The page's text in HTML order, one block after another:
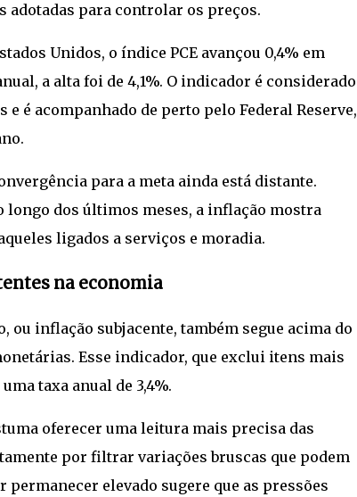
para controlar os preços.
Unidos, o índice PCE avançou 0,4% em
a alta foi de 4,1%. O indicador é considerado
é acompanhado de perto pelo Federal Reserve,
para a meta ainda está distante.
longo dos últimos meses, a inflação mostra
ligados a serviços e moradia.
na economia
inflação subjacente, também segue acima do
Esse indicador, que exclui itens mais
taxa anual de 3,4%.
oferecer uma leitura mais precisa das
por filtrar variações bruscas que podem
elevado sugere que as pressões